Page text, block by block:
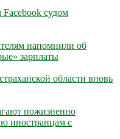
судом
напомнили об
зарплаты
области вновь
пожизненно
иностранцам с